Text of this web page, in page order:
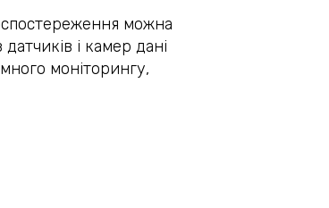
можна
і камер дані
моніторингу,